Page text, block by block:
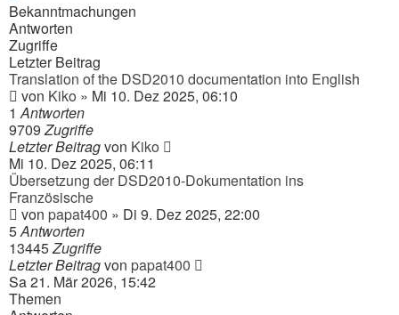
Bekanntmachungen
Antworten
Zugriffe
Letzter Beitrag
Translation of the DSD2010 documentation into English
von Kiko » Mi 10. Dez 2025, 06:10
1Antworten
9709Zugriffe
Letzter Beitragvon Kiko
Mi 10. Dez 2025, 06:11
Übersetzung der DSD2010-Dokumentation ins
Französische
von papat400 » Di 9. Dez 2025, 22:00
5Antworten
13445Zugriffe
Letzter Beitragvon papat400
Sa 21. Mär 2026, 15:42
Themen